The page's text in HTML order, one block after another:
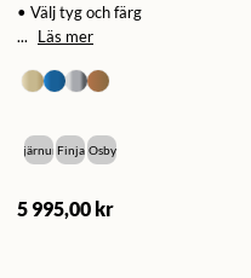
• Välj tyg och färg
...
Läs mer
BjärnumFinja Osby
5 995,00 kr